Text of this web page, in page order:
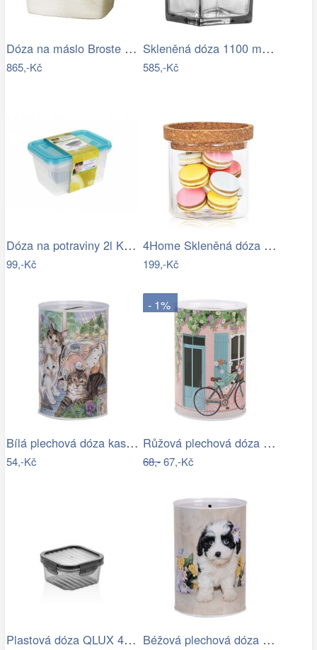
Dóza na máslo Broste NORDIC SAND -…
865,-Kč
Skleněná dóza 1100 ml ELIUS…
585,-Kč
Dóza na potraviny 2l KEEEPER Fresh &…
99,-Kč
4Home Skleněná dóza na potraviny s…
199,-Kč
Bílá plechová dóza kasička s kočkami -…
54,-Kč
- 1%
Růžová plechová dóza kasička s kolem a…
68,-67,-Kč
Plastová dóza QLUX 400ml Béžová plechová dóza kasička s pejskem …